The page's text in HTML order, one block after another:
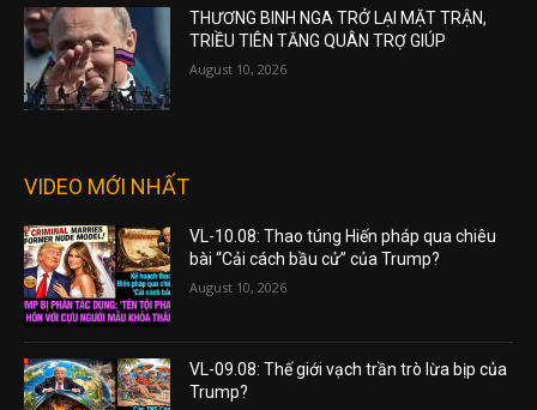
THƯƠNG BINH NGA TRỞ LẠI MẶT TRẬN,
TRIỀU TIÊN TĂNG QUÂN TRỢ GIÚP
August 10, 2026
VIDEO MỚI NHẤT
VL-10.08: Thao túng Hiến pháp qua chiêu
bài “Cải cách bầu cử” của Trump?
August 10, 2026
VL-09.08: Thế giới vạch trần trò lừa bịp của
Trump?